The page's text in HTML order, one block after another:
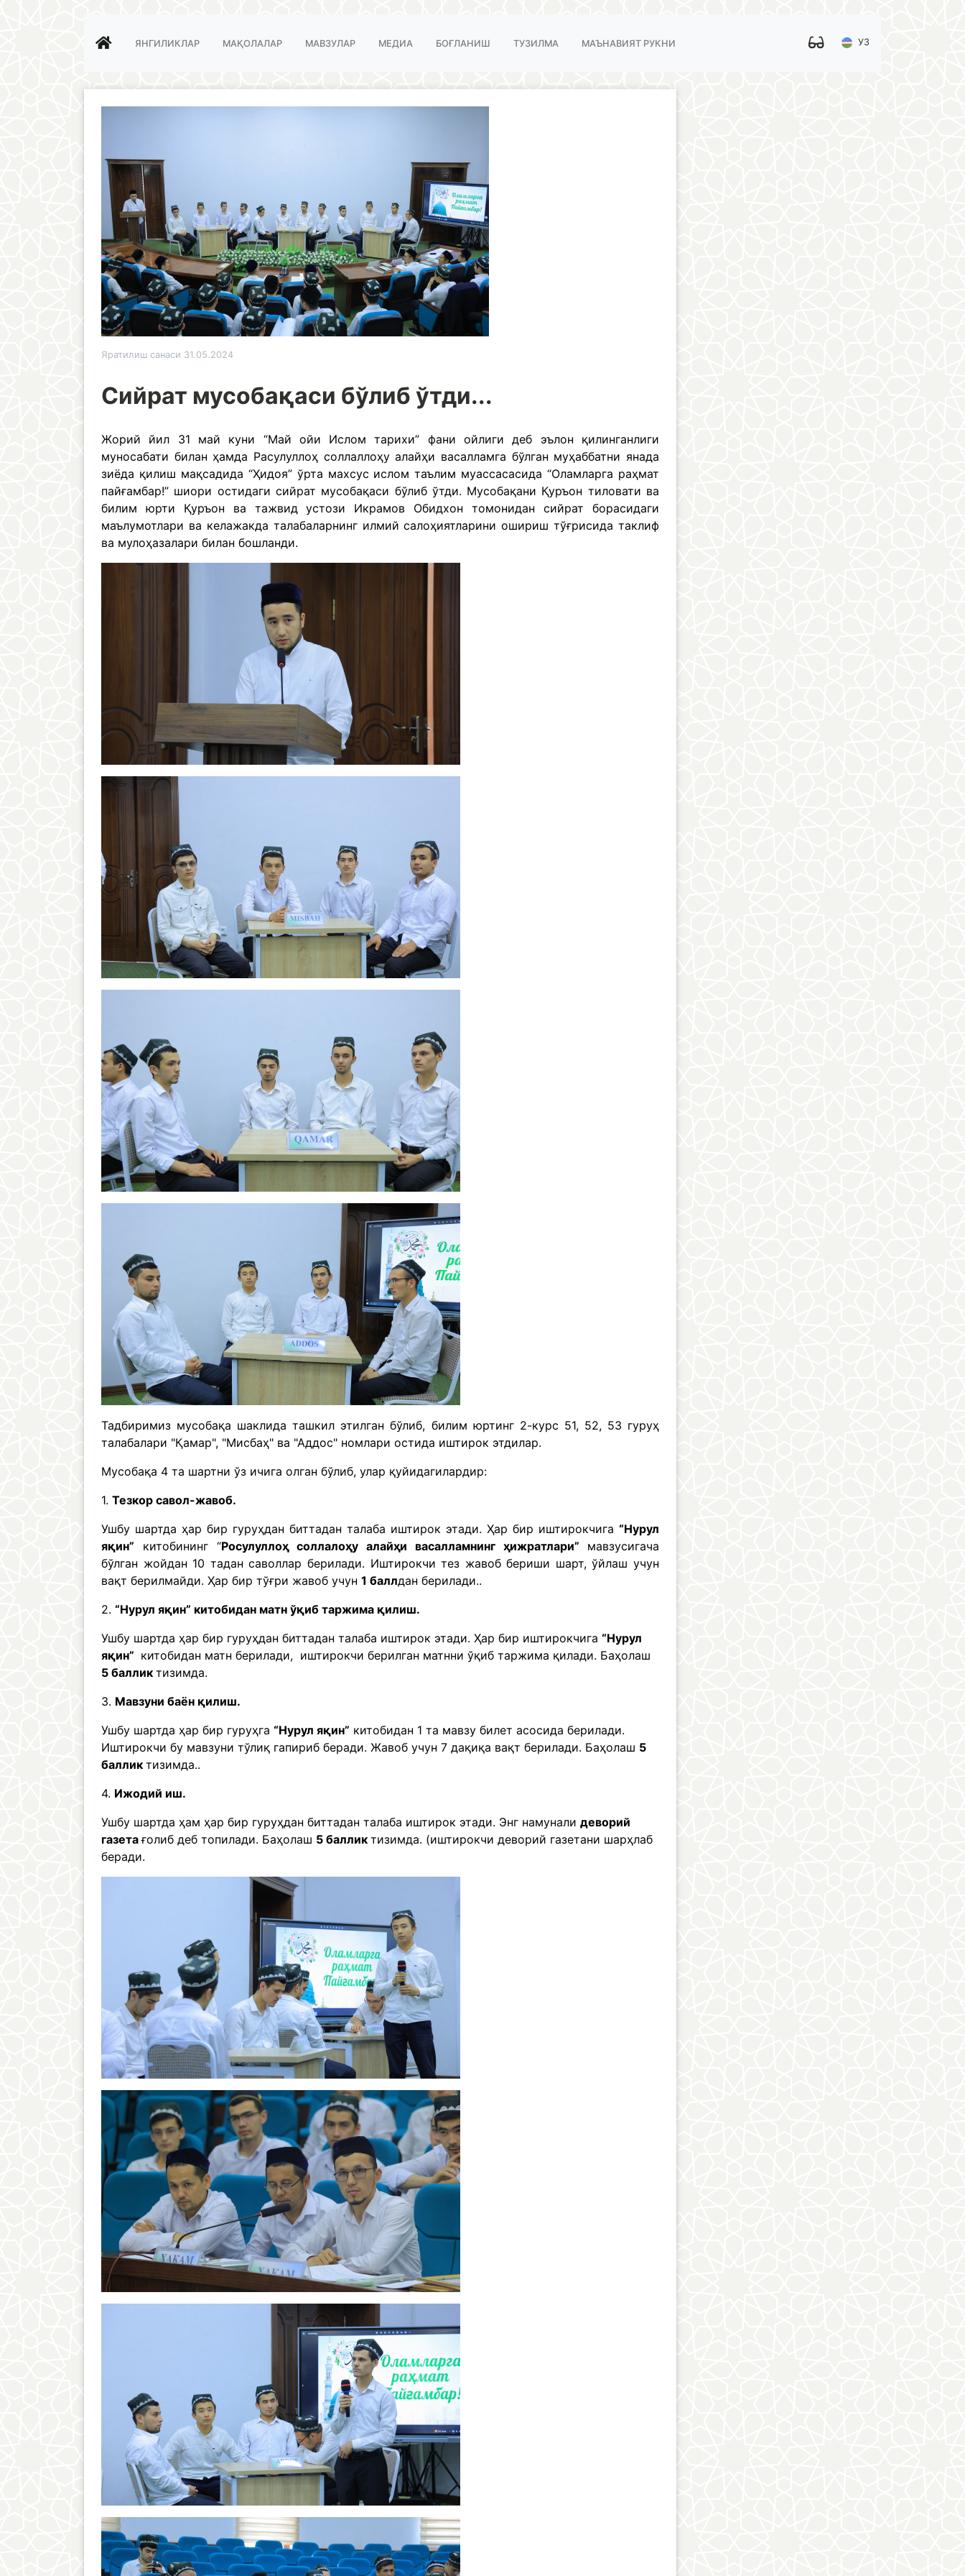
УЗ
ЯНГИЛИКЛАР МАҚОЛАЛАР МАВЗУЛАР МЕДИА БОҒЛАНИШ ТУЗИЛМА МАЪНАВИЯТ РУКНИ
Яратилиш санаси 31.05.2024
Сийрат мусобақаси бўлиб ўтди...
Жорий йил 31 май куни “Май ойи Ислом тарихи” фани ойлиги деб эълон қилинганлиги
муносабати билан ҳамда Расулуллоҳ соллаллоҳу алайҳи васалламга бўлган муҳаббатни янада
зиёда қилиш мақсадида “Ҳидоя” ўрта махсус ислом таълим муассасасида “Оламларга раҳмат
пайғамбар!” шиори остидаги сийрат мусобақаси бўлиб ўтди. Мусобақани Қуръон тиловати ва
билим юрти Қуръон ва тажвид устози Икрамов Обидхон томонидан сийрат борасидаги
маълумотлари ва келажакда талабаларнинг илмий салоҳиятларини ошириш тўғрисида таклиф
ва мулоҳазалари билан бошланди.
Тадбиримиз мусобақа шаклида ташкил этилган бўлиб, билим юртинг 2-курс 51, 52, 53 гуруҳ
талабалари "Қамар", "Мисбаҳ" ва "Аддос" номлари остида иштирок этдилар.
Мусобақа 4 та шартни ўз ичига олган бўлиб, улар қуйидагилардир:
1. Тезкор савол-жавоб.
Ушбу шартда ҳар бир гуруҳдан биттадан талаба иштирок этади. Ҳар бир иштирокчига “Hурул
яқин” китобининг “Росулуллоҳ соллалоҳу алайҳи васалламнинг ҳижратлари” мавзусигача
бўлган жойдан 10 тадан саволлар берилади. Иштирокчи тез жавоб бериши шарт, ўйлаш учун
вақт берилмайди. Ҳар бир тўғри жавоб учун 1 баллдан берилади..
2. “Нурул яқин” китобидан матн ўқиб таржима қилиш.
Ушбу шартда ҳар бир гуруҳдан биттадан талаба иштирок этади. Ҳар бир иштирокчига “Нурул
яқин” китобидан матн берилади, иштирокчи берилган матнни ўқиб таржима қилади. Баҳолаш
5 баллик тизимда.
3. Мавзуни баён қилиш.
Ушбу шартда ҳар бир гуруҳга “Нурул яқин” китобидан 1 та мавзу билет асосида берилади.
Иштирокчи бу мавзуни тўлиқ гапириб беради. Жавоб учун 7 дақиқа вақт берилади. Баҳолаш 5
баллик тизимда..
4. Ижодий иш.
Ушбу шартда ҳам ҳар бир гуруҳдан биттадан талаба иштирок этади. Энг намунали деворий
газетағолиб деб топилади. Баҳолаш 5 баллик тизимда. (иштирокчи деворий газетани шарҳлаб
беради.